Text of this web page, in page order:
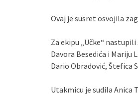
Ovaj je susret osvojila
Za ekipu „Učke“
Davora Besedića i Mariju
Dario Obradović, Štefica
Utakmicu je sudila Anica